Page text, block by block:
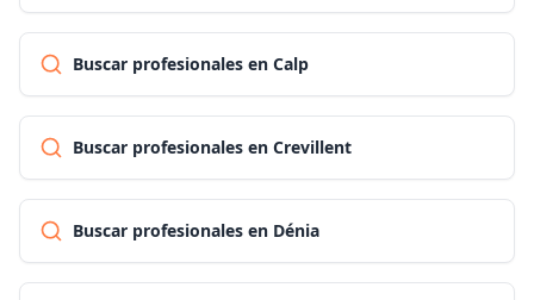
Buscar profesionales en Calp
Buscar profesionales en Crevillent
Buscar profesionales en Dénia